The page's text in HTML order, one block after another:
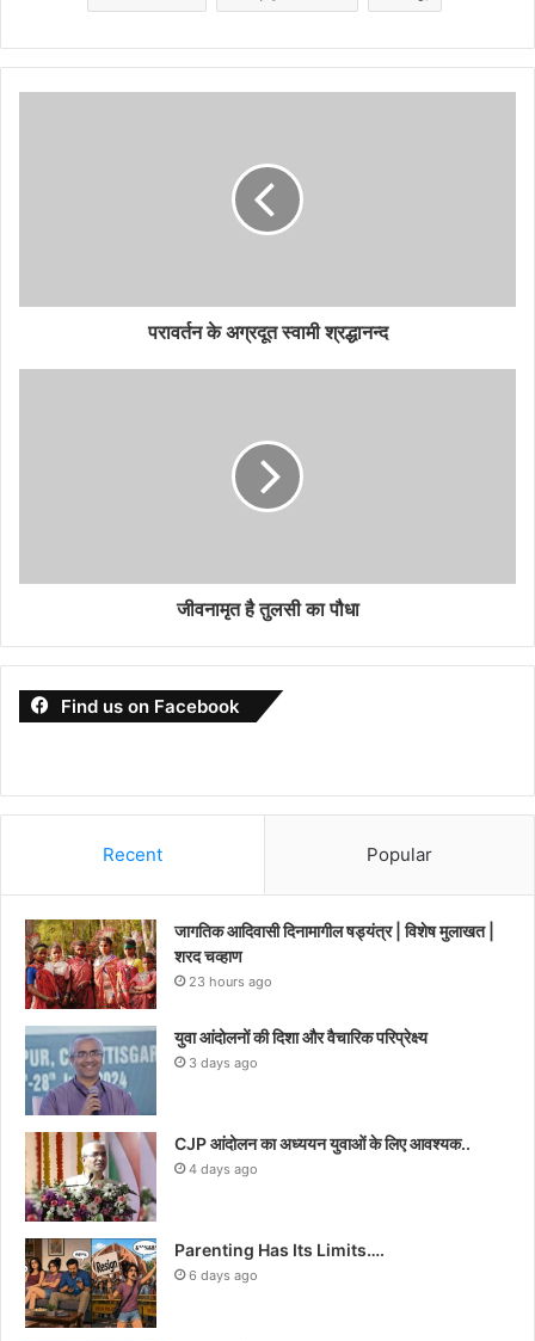
परावर्तन के अग्रदूत स्वामी श्रद्धानन्द
जीवनामृत है तुलसी का पौधा
Find us on Facebook
Recent Popular
जागतिक आदिवासी दिनामागील षड्यंत्र | विशेष मुलाखत |
शरद चव्हाण
23 hours ago
युवा आंदोलनों की दिशा और वैचारिक परिप्रेक्ष्य
3 days ago
CJP आंदोलन का अध्ययन युवाओं के लिए आवश्यक..
4 days ago
Parenting Has Its Limits….
6 days ago